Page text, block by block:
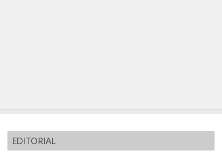
EDITORIAL